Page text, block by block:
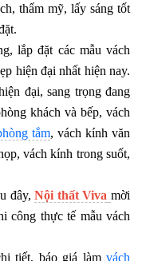
thẩm mỹ, lấy sáng tốt
lắp đặt các mẫu vách
hiện đại nhất hiện nay.
đại, sang trọng đang
khách và bếp, vách
tắm, vách kính văn
vách kính trong suốt,
đây,Nội thất Viva mời
công thực tế mẫu vách
tiết, báo giá làm vách